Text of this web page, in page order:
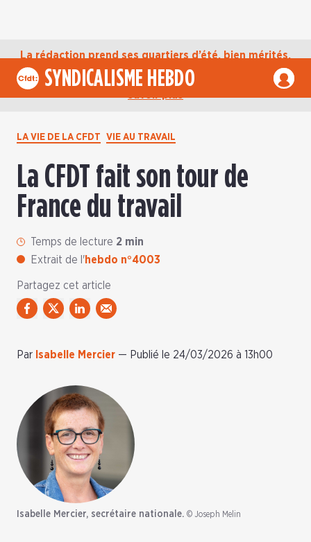
La rédaction prend ses quartiers d’été, bien mérités,
jusqu’au mardi 1er septembre. D’ici là, retrouvez
l’actualité de la CFDT sur notre compte Bluesky. En
SYNDICALISME HEBDO
LA VIE DE LA CFDT VIE AU TRAVAIL
La CFDT fait son tour de
France du travail
Temps de lecture 2 min
Extrait de l'hebdo n°4003
Partagez cet article
Par Isabelle Mercier — Publié le 24/03/2026 à 13h00
Isabelle Mercier, secrétaire nationale. © Joseph Melin